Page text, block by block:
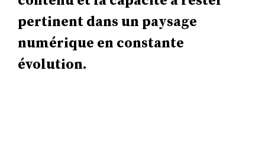
pertinent dans un paysage
numérique en constante
évolution.